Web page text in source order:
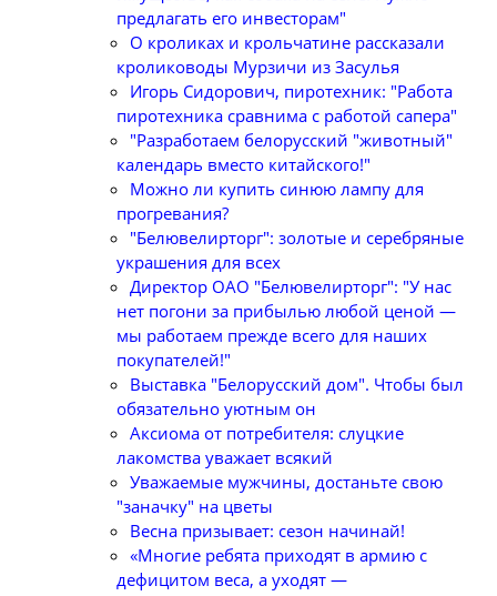
предлагать его инвесторам"
О кроликах и крольчатине рассказали
кролиководы Мурзичи из Засулья
Игорь Сидорович, пиротехник: "Работа
пиротехника сравнима с работой сапера"
"Разработаем белорусский "животный"
календарь вместо китайского!"
Можно ли купить синюю лампу для
прогревания?
"Белювелирторг": золотые и серебряные
украшения для всех
Директор ОАО "Белювелирторг": "У нас
нет погони за прибылью любой ценой —
мы работаем прежде всего для наших
покупателей!"
Выставка "Белорусский дом". Чтобы был
обязательно уютным он
Аксиома от потребителя: слуцкие
лакомства уважает всякий
Уважаемые мужчины, достаньте свою
"заначку" на цветы
Весна призывает: сезон начинай!
«Многие ребята приходят в армию с
дефицитом веса, а уходят —